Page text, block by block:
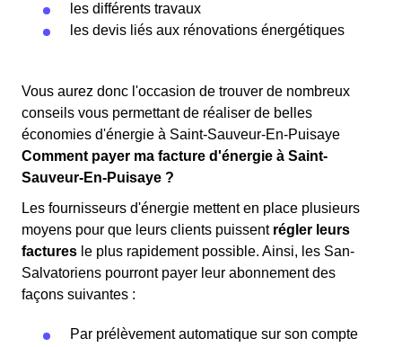
les différents travaux
les devis liés aux rénovations énergétiques
Vous aurez donc l'occasion de trouver de nombreux
conseils vous permettant de réaliser de belles
économies d'énergie à Saint-Sauveur-En-Puisaye
Comment payer ma facture d'énergie à Saint-
Sauveur-En-Puisaye ?
Les fournisseurs d'énergie mettent en place plusieurs
moyens pour que leurs clients puissent régler leurs
factures le plus rapidement possible. Ainsi, les San-
Salvatoriens pourront payer leur abonnement des
façons suivantes :
Par prélèvement automatique sur son compte